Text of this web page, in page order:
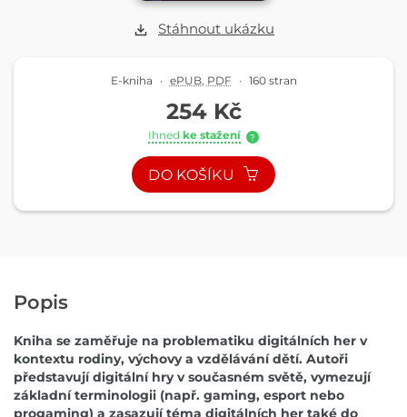
Stáhnout ukázku
E-kniha · ePUB, PDF · 160 stran
254 Kč
Ihned ke stažení ?
DO KOŠÍKU
Popis
Kniha se zaměřuje na problematiku digitálních her v
kontextu rodiny, výchovy a vzdělávání dětí. Autoři
představují digitální hry v současném světě, vymezují
základní terminologii (např. gaming, esport nebo
progaming) a zasazují téma digitálních her také do